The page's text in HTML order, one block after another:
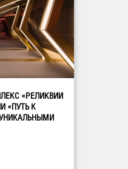
«РЕЛИКВИИ
«ПУТЬ К